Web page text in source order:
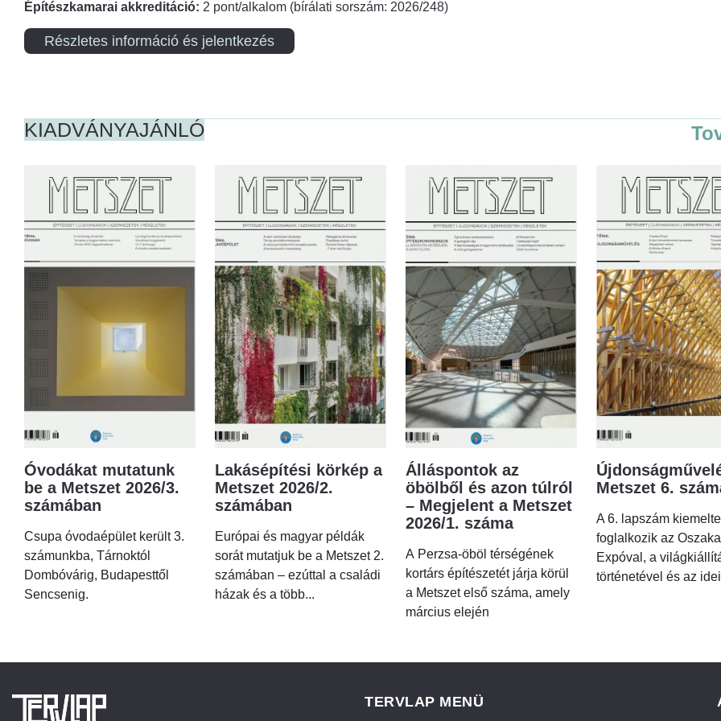
Építészkamarai akkreditáció: 2 pont/alkalom (bírálati sorszám: 2026/248)
Részletes információ és jelentkezés
KIADVÁNYAJÁNLÓ
Óvodákat mutatunk
be a Metszet 2026/3.
számában
Csupa óvodaépület került 3.
számunkba, Tárnoktól
Dombóvárig, Budapesttől
Sencsenig.
Lakásépítési körkép a
Metszet 2026/2.
számában
Európai és magyar példák
sorát mutatjuk be a Metszet 2.
számában – ezúttal a családi
házak és a több...
Álláspontok az
öbölből és azon túlról
– Megjelent a Metszet
2026/1. száma
A Perzsa-öböl térségének
kortárs építészetét járja körül
a Metszet első száma, amely
március elején
Metszet 6.
A 6. lapszám
foglalkozik az
Expóval, a
történetével és az
TERVLAP MENÜ